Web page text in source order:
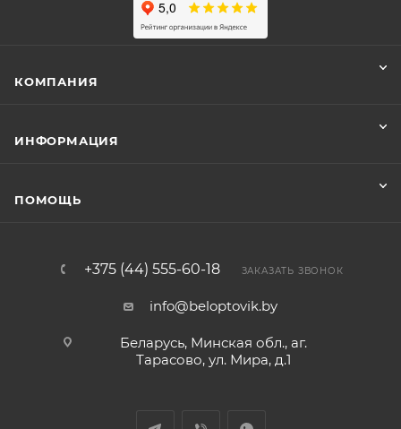
КОМПАНИЯ
ИНФОРМАЦИЯ
ПОМОЩЬ
+375 (44) 555-60-18 ЗАКАЗАТЬ ЗВОНОК
info@beloptovik.by
Беларусь, Минская обл., аг.
Тарасово, ул. Мира, д.1